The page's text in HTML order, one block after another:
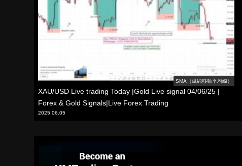
SMA（単純移動平均線）
XAU/USD Live trading Today |Gold Live signal 04/06/25 |
Forex & Gold Signals|Live Forex Trading
2025.06.05